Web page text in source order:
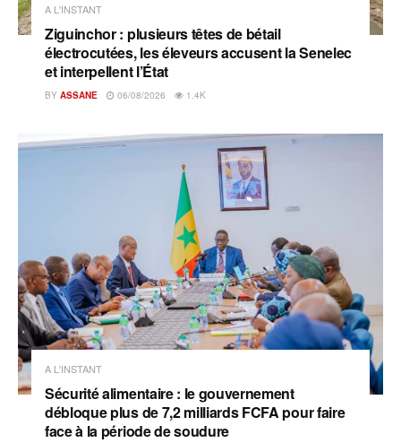
A L'INSTANT
Ziguinchor : plusieurs têtes de bétail
électrocutées, les éleveurs accusent la Senelec
et interpellent l’État
BY ASSANE 06/08/2026 1.4K
A L'INSTANT
Sécurité alimentaire : le gouvernement
débloque plus de 7,2 milliards FCFA pour faire
face à la période de soudure